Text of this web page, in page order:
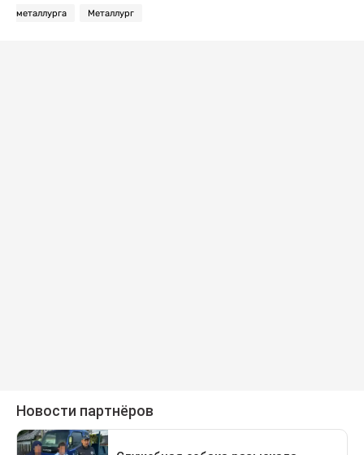
металлурга Металлург